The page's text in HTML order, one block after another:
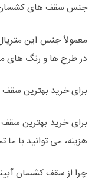
جنس سقف های کشسان
در طرح ها و رنگ های
برای خرید بهترین
برای خرید بهترین
هزینه، می توانید با ما
چرا از سقف کشسان